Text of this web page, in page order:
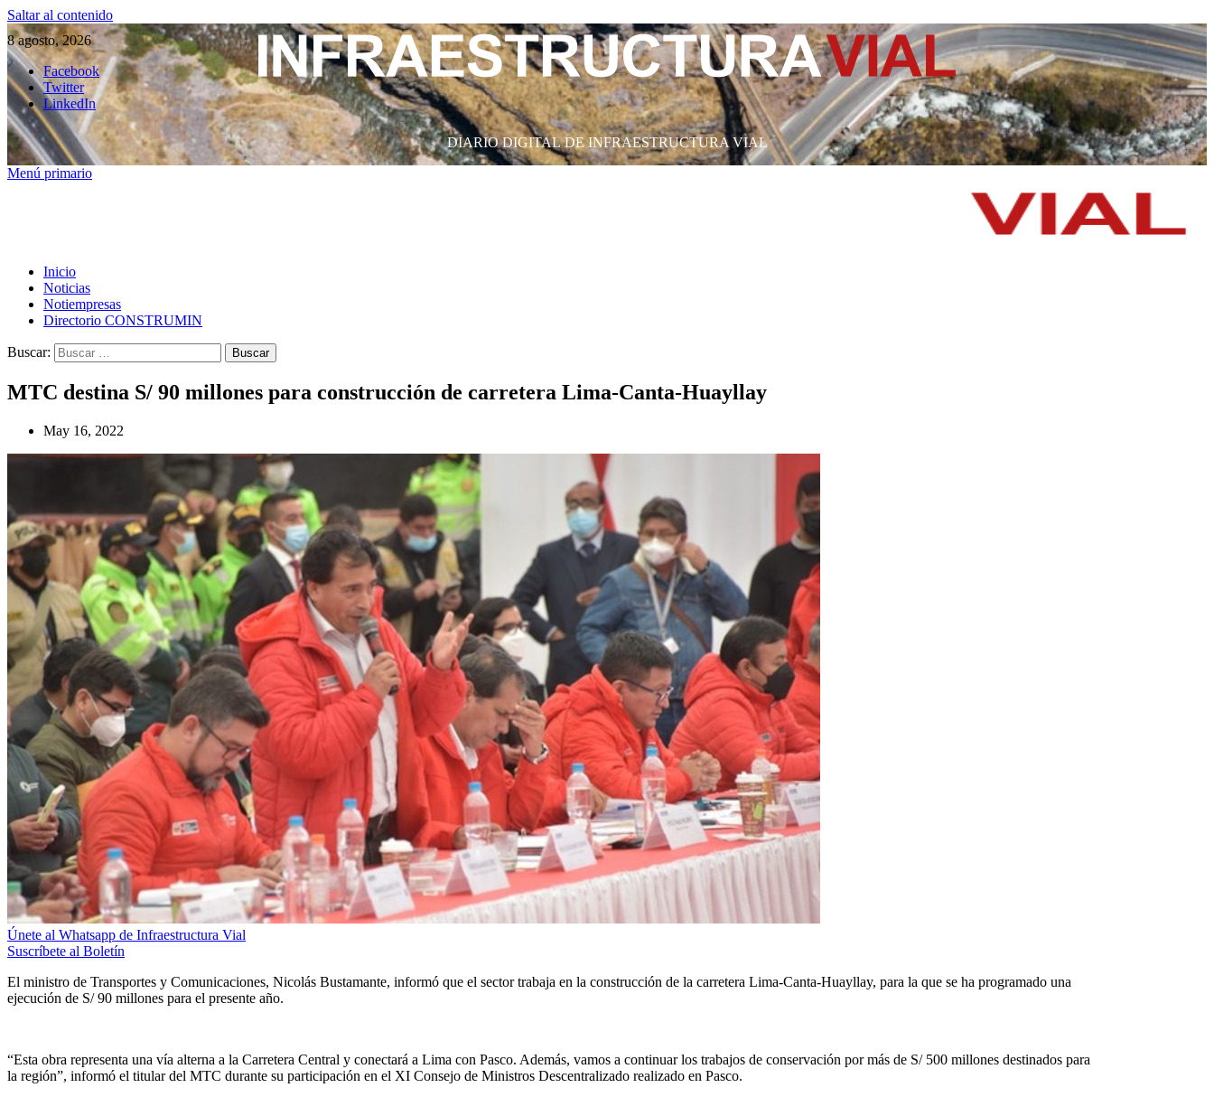
Saltar al contenido
8 agosto, 2026
Facebook
Twitter
LinkedIn
DIARIO DIGITAL DE INFRAESTRUCTURA VIAL
Menú primario
Inicio
Noticias
Notiempresas
Directorio CONSTRUMIN
Buscar:
MTC destina S/ 90 millones para construcción de carretera Lima-Canta-Huayllay
May 16, 2022
Únete al Whatsapp de Infraestructura Vial
Suscríbete al Boletín
El ministro de Transportes y Comunicaciones, Nicolás Bustamante, informó que el sector trabaja en la construcción de la carretera Lima-Canta-Huayllay, para la que se ha programado una
ejecución de S/ 90 millones para el presente año.
“Esta obra representa una vía alterna a la Carretera Central y conectará a Lima con Pasco. Además, vamos a continuar los trabajos de conservación por más de S/ 500 millones destinados para
la región”, informó el titular del MTC durante su participación en el XI Consejo de Ministros Descentralizado realizado en Pasco.